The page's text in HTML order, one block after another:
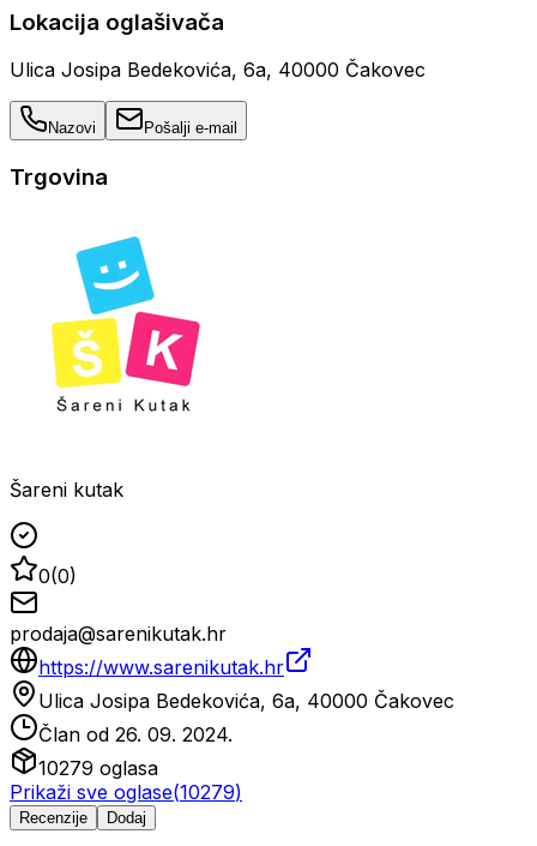
Lokacija oglašivača
Ulica Josipa Bedekovića, 6a, 40000 Čakovec
Nazovi Pošalji e-mail
Trgovina
Šareni kutak
0(0)
prodaja@sarenikutak.hr
https://www.sarenikutak.hr
Ulica Josipa Bedekovića, 6a, 40000 Čakovec
Član od 26. 09. 2024.
10279 oglasa
Prikaži sve oglase(10279)
Recenzije Dodaj